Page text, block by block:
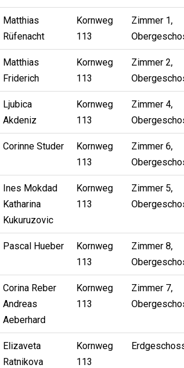
Matthias
Rüfenacht
Kornweg
113
Zimmer 1,
Matthias
Friderich
Kornweg
113
Zimmer 2,
Ljubica
Akdeniz
Kornweg
113
Zimmer 4,
Corinne Studer
Kornweg
113
Zimmer 6,
Ines Mokdad
Katharina
Kukuruzovic
Kornweg
113
Zimmer 5,
Pascal Hueber
Kornweg
113
Zimmer 8,
Corina Reber
Andreas
Aeberhard
Kornweg
113
Zimmer 7,
Elizaveta
Ratnikova
Kornweg
113